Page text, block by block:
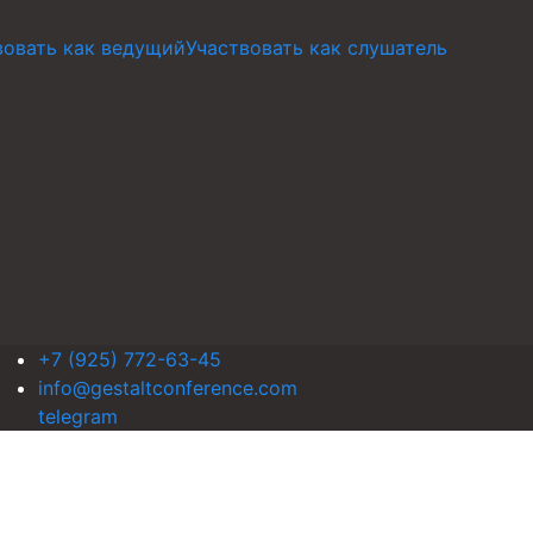
как ведущийУчаствовать как слушатель
+7 (925) 772-63-45
info@gestaltconference.com
telegram